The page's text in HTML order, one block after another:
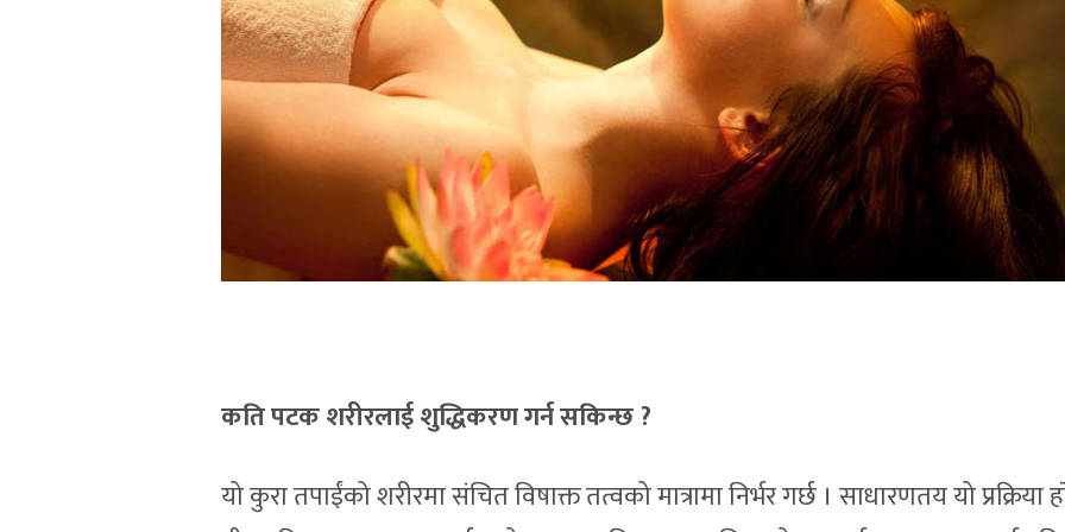
कति पटक शरीरलाई शुद्धिकरण गर्न सकिन्छ ?
यो कुरा तपाईंको शरीरमा संचित विषाक्त तत्वको मात्रामा निर्भर गर्छ । साधारणतय यो प्रक्रिया